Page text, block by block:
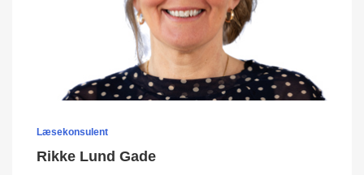
Læsekonsulent
Rikke Lund Gade